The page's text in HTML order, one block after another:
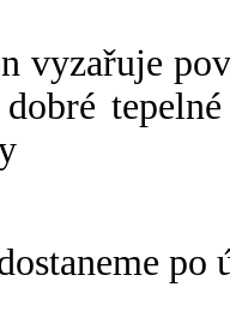
vyzařuje
po